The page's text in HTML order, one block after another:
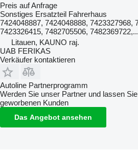
Preis auf Anfrage
Sonstiges Ersatzteil Fahrerhaus
7424048887, 7424048888, 7423327968,
7423326415, 7482705506, 7482369722,...
Litauen, KAUNO raj.
UAB FERIKAS
Verkäufer kontaktieren
Autoline Partnerprogramm
Werden Sie unser Partner und lassen
geworbenen Kunden
Das Angebot ansehen